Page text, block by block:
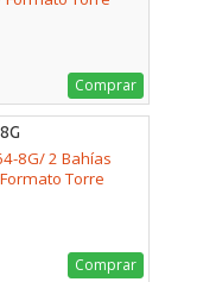
Comprar
8G/ 2 Bahías
Torre
Comprar